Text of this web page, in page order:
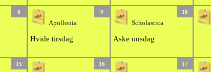
8 9
Apollonia
Hvide tirsdag
10
Scholastica
Aske onsdag
15 16 17